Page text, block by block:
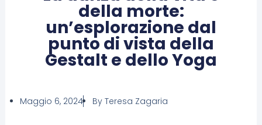
della morte:
un’esplorazione dal
punto di vista della
Gestalt e dello Yoga
Maggio 6, 2024 By Teresa Zagaria